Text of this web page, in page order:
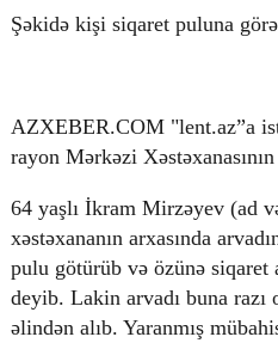
Created by Netservice.az
Şəkidə kişi siqaret puluna
AZXEBER.COM "lent.az”a
rayon Mərkəzi
64 yaşlı İkram Mirzəyev (ad
xəstəxananın arxasında
pulu götürüb və özünə siqaret
deyib. Lakin arvadı buna razı
əlindən alıb. Yaranmış